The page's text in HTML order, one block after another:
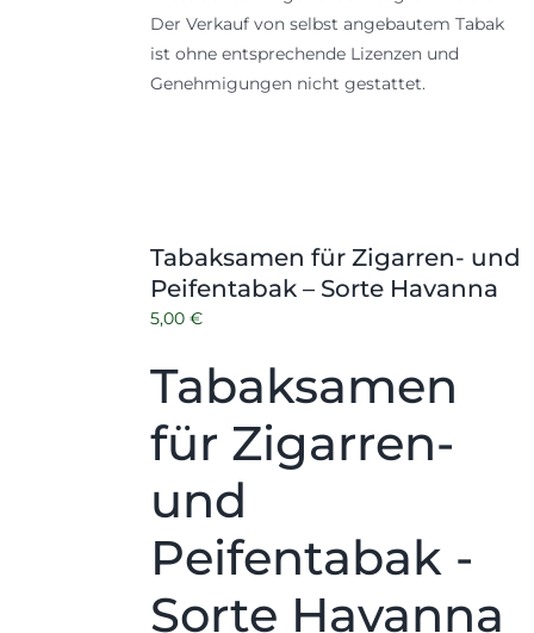
Der Verkauf von selbst angebautem Tabak
ist ohne entsprechende Lizenzen und
Genehmigungen nicht gestattet.
Tabaksamen für Zigarren- und
Peifentabak – Sorte Havanna
5,00 €
Tabaksamen
für Zigarren-
und
Peifentabak -
Sorte Havanna